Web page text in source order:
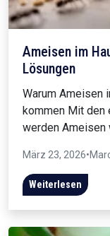
Ameisen im
Lösungen
Warum Ameisen
kommen Mit den
werden Ameisen
März 23, 2026•
Weiterlesen